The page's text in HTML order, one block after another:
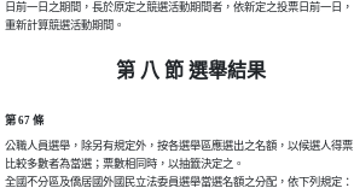
日前一日之期間，長於原定之競選活動期間者，依新定之投票日前一日，
重新計算競選活動期間。
第 八 節 選舉結果
第 67 條
公職人員選舉，除另有規定外，按各選舉區應選出之名額，以候選人得票
比較多數者為當選；票數相同時，以抽籤決定之。
全國不分區及僑居國外國民立法委員選舉當選名額之分配，依下列規定：